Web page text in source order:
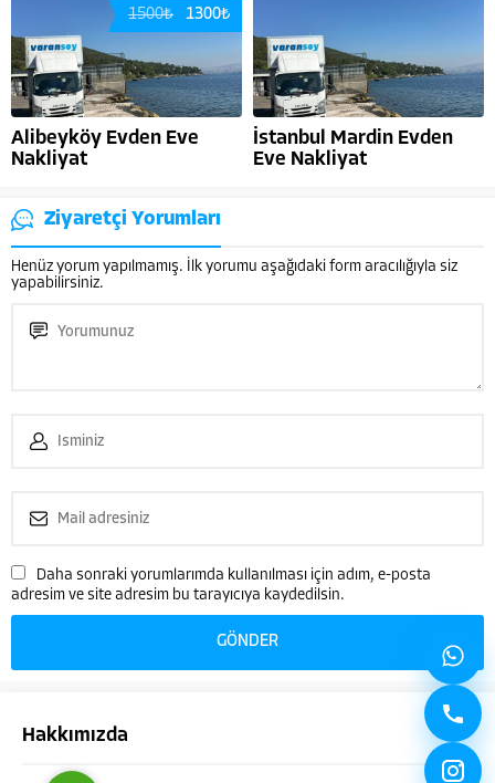
1500₺ 1300₺
Alibeyköy Evden Eve
Nakliyat
İstanbul Mardin Evden
Eve Nakliyat
Ziyaretçi Yorumları
Henüz yorum yapılmamış. İlk yorumu aşağıdaki form aracılığıyla siz
yapabilirsiniz.
Daha sonraki yorumlarımda kullanılması için adım, e-posta
adresim ve site adresim bu tarayıcıya kaydedilsin.
Hakkımızda